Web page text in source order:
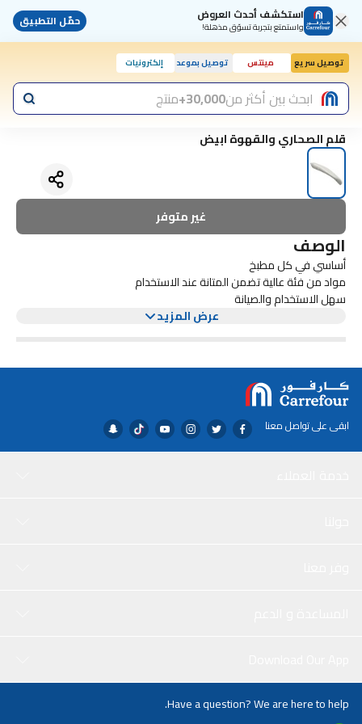
استكشف أحدث العروض
واستمتع بتجربة تسوّق مذهلة! حمّل التطبيق
توصيل سريع مينتس توصيل بموعد إلكترونيات
ابحث بين أكثر من30,000+ منتج
قلم الصحاري والقهوة ابيض
غير متوفر
الوصف
أساسي في كل مطبخ
مواد من فئة عالية تضمن المتانة عند الاستخدام
سهل الاستخدام والصيانة
عرض المزيد
ابقى على تواصل معنا
Have a question? We are here to help.